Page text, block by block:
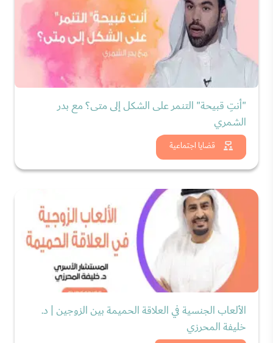
قضايا اجتماعية
"أنتِ قبيحة" التنمر على الشكل إلى متى؟ مع بدر
الشمري
شاهد الان
الألعاب الجنسية في العلاقة الحميمة بين الزوجين | د.
خليفة المحرزي